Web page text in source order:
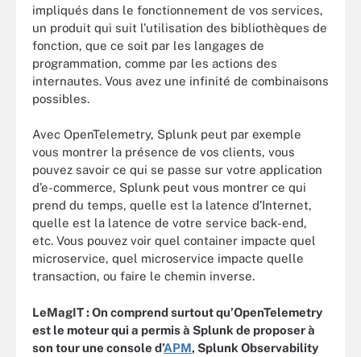
impliqués dans le fonctionnement de vos services,
un produit qui suit l’utilisation des bibliothèques de
fonction, que ce soit par les langages de
programmation, comme par les actions des
internautes. Vous avez une infinité de combinaisons
possibles.
Avec OpenTelemetry, Splunk peut par exemple
vous montrer la présence de vos clients, vous
pouvez savoir ce qui se passe sur votre application
d’e-commerce, Splunk peut vous montrer ce qui
prend du temps, quelle est la latence d’Internet,
quelle est la latence de votre service back-end,
etc. Vous pouvez voir quel container impacte quel
microservice, quel microservice impacte quelle
transaction, ou faire le chemin inverse.
LeMagIT :On comprend surtout qu’OpenTelemetry
est le moteur qui a permis à Splunk de proposer à
son tour une console d’APM, Splunk Observability